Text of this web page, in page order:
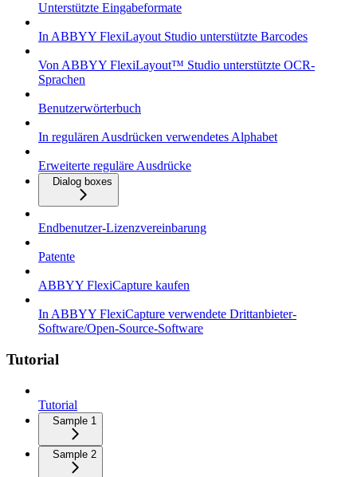
Unterstützte Eingabeformate
In ABBYY FlexiLayout Studio unterstützte Barcodes
Von ABBYY FlexiLayout™ Studio unterstützte OCR-
Sprachen
Benutzerwörterbuch
In regulären Ausdrücken verwendetes Alphabet
Erweiterte reguläre Ausdrücke
Dialog boxes
Endbenutzer-Lizenzvereinbarung
Patente
ABBYY FlexiCapture kaufen
In ABBYY FlexiCapture verwendete Drittanbieter-
Software/Open-Source-Software
Tutorial
Tutorial
Sample 1
Sample 2